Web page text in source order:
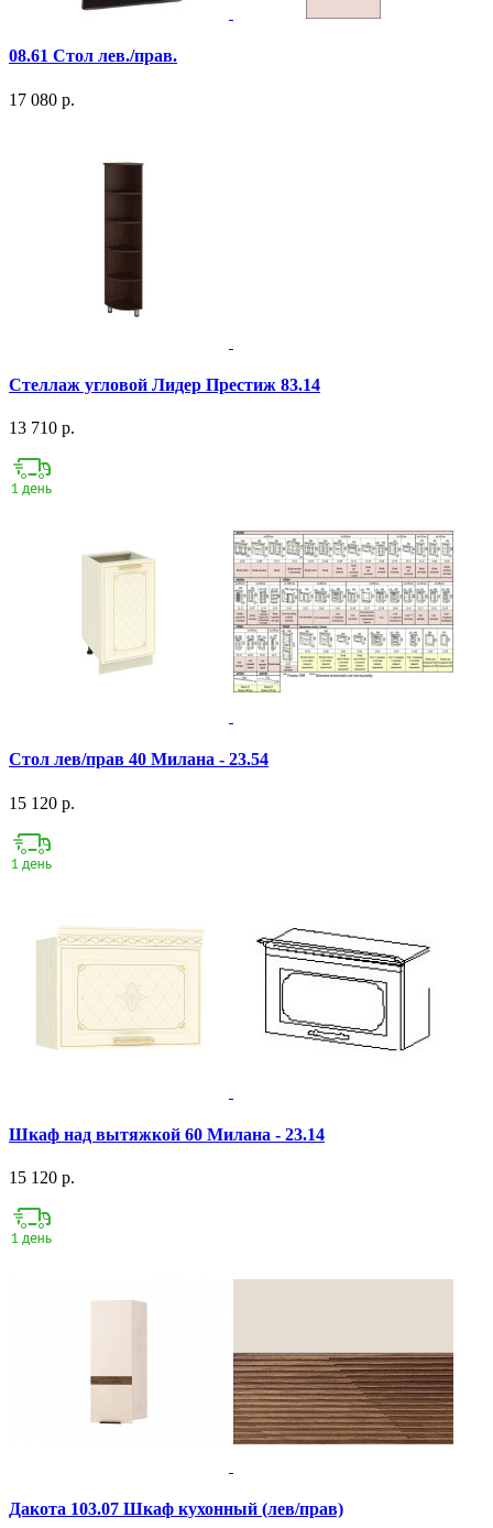
08.61 Стол лев./прав.
17 080 р.
Стеллаж угловой Лидер Престиж 83.14
13 710 р.
Стол лев/прав 40 Милана - 23.54
15 120 р.
Шкаф над вытяжкой 60 Милана - 23.14
15 120 р.
Дакота 103.07 Шкаф кухонный (лев/прав)